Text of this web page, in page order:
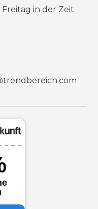
in der Zeit